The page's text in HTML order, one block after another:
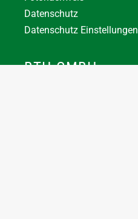
Datenschutz
Datenschutz Einstellungen
BTH GMBH